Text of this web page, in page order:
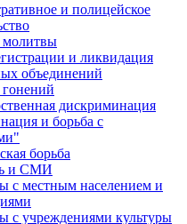
и полицейское
молитвы
и ликвидация
объединений
дискриминация
и борьба с
борьба
и СМИ
с местным населением и
с учреждениями культуры